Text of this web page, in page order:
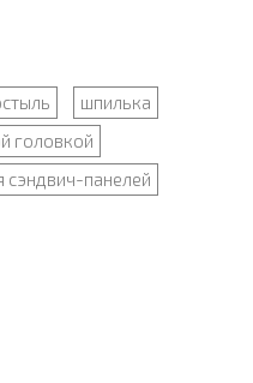
шпилька
головкой
сэндвич-панелей